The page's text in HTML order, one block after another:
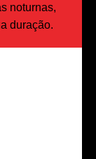
noturnas,
duração.